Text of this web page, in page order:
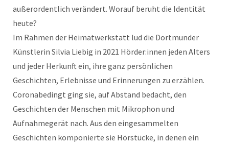
außerordentlich verändert. Worauf beruht die Identität
heute?
Im Rahmen der Heimatwerkstatt lud die Dortmunder
Künstlerin Silvia Liebig in 2021 Hörder:innen jeden Alters
und jeder Herkunft ein, ihre ganz persönlichen
Geschichten, Erlebnisse und Erinnerungen zu erzählen.
Coronabedingt ging sie, auf Abstand bedacht, den
Geschichten der Menschen mit Mikrophon und
Aufnahmegerät nach. Aus den eingesammelten
Geschichten komponierte sie Hörstücke, in denen ein